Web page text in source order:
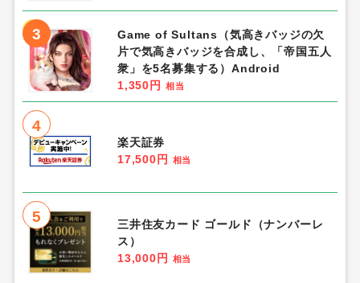
3
Game of Sultans（気高きバッジの欠
片で気高きバッジを合成し、「帝国五人
衆」を5名募集する）Android
1,350円
相当
4
楽天証券
17,500円
相当
5
三井住友カード ゴールド（ナンバーレ
ス）
13,000円
相当